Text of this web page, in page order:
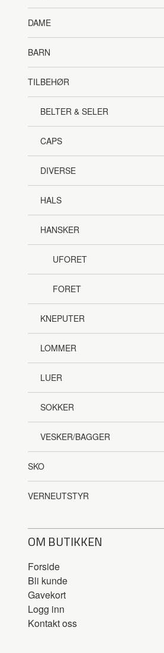
DAME
BARN
TILBEHØR
BELTER & SELER
CAPS
DIVERSE
HALS
HANSKER
UFORET
FORET
KNEPUTER
LOMMER
LUER
SOKKER
VESKER/BAGGER
SKO
VERNEUTSTYR
OM BUTIKKEN
Forside
Bli kunde
Gavekort
Logg inn
Kontakt oss